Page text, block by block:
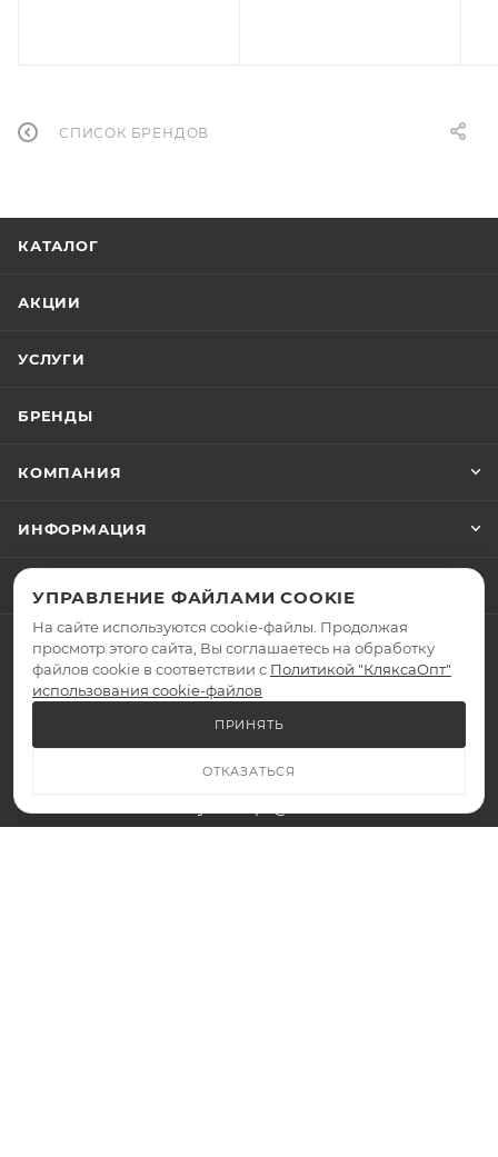
СПИСОК БРЕНДОВ
КАТАЛОГ
АКЦИИ
УСЛУГИ
БРЕНДЫ
КОМПАНИЯ
ИНФОРМАЦИЯ
Подписаться на рассылку
+7 (959) 295-70-02
УПРАВЛЕНИЕ ФАЙЛАМИ COOKIE
На сайте используются cookie-файлы. Продолжая
просмотр этого сайта, Вы соглашаетесь на обработку
файлов cookie в соответствии с Политикой "КляксаОпт"
использования cookie-файлов
ПРИНЯТЬ
ОТКАЗАТЬСЯ